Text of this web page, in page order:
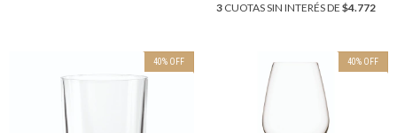
3CUOTAS SIN INTERÉS DE $4.772
40% OFF 40% OFF